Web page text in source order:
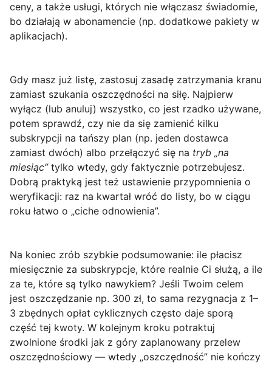
ceny, a także usługi, których nie włączasz świadomie,
bo działają w abonamencie (np. dodatkowe pakiety w
aplikacjach).
Gdy masz już listę, zastosuj zasadę zatrzymania kranu
zamiast szukania oszczędności na siłę. Najpierw
wyłącz (lub anuluj) wszystko, co jest rzadko używane,
potem sprawdź, czy nie da się zamienić kilku
subskrypcji na tańszy plan (np. jeden dostawca
zamiast dwóch) albo przełączyć się na tryb „na
miesiąc”tylko wtedy, gdy faktycznie potrzebujesz.
Dobrą praktyką jest też ustawienie przypomnienia o
weryfikacji: raz na kwartał wróć do listy, bo w ciągu
roku łatwo o „ciche odnowienia”.
Na koniec zrób szybkie podsumowanie: ile płacisz
miesięcznie za subskrypcje, które realnie Ci służą, a ile
za te, które są tylko nawykiem? Jeśli Twoim celem
jest oszczędzanie np. 300 zł, to sama rezygnacja z 1–
3 zbędnych opłat cyklicznych często daje sporą
część tej kwoty. W kolejnym kroku potraktuj
zwolnione środki jak z góry zaplanowany przelew
oszczędnościowy — wtedy „oszczędność” nie kończy